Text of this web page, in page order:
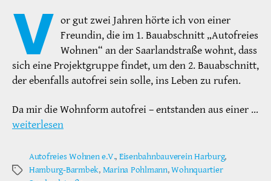
V or gut zwei Jahren hörte ich von einer
Freundin, die im 1. Bauabschnitt „Autofreies
Wohnen“ an der Saarlandstraße wohnt, dass
sich eine Projektgruppe findet, um den 2. Bauabschnitt,
der ebenfalls autofrei sein solle, ins Leben zu rufen.
Da mir die Wohnform autofrei – entstanden aus einer …
weiterlesen
Schlagwörter
Autofreies Wohnen e.V., Eisenbahnbauverein Harburg,
Hamburg-Barmbek, Marina Pohlmann,Wohnquartier